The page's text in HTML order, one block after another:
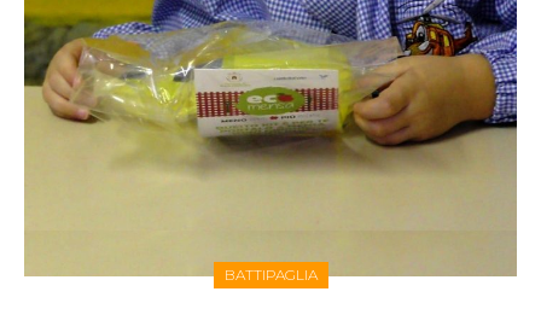
BATTIPAGLIA